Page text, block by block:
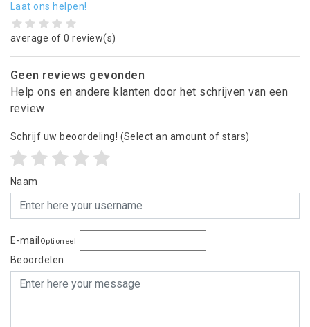
Laat ons helpen!
average of 0 review(s)
Geen reviews gevonden
Help ons en andere klanten door het schrijven van een
review
Schrijf uw beoordeling! (Select an amount of stars)
Naam
E-mail Optioneel
Beoordelen